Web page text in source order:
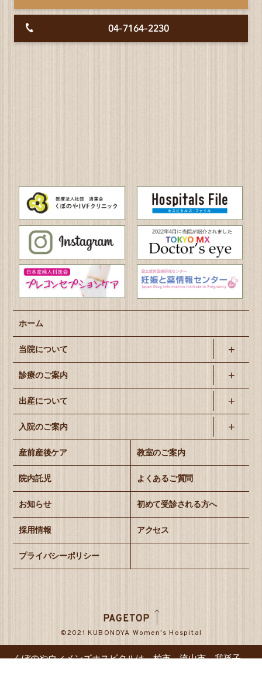
04-7164-2230
ホーム
当院について
診療のご案内
出産について
入院のご案内
産前産後ケア 教室のご案内
院内託児 よくあるご質問
お知らせ 初めて受診される方へ
採用情報 アクセス
プライバシーポリシー
PAGETOP
©2021 KUBONOYA Women's Hospital
くぼのやウィメンズホスピタルは、柏市、流山市、我孫子